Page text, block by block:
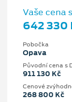
Vaše cena
642 330
Pobočka
Opava
Původní cena s
911 130 Kč
Cenové
268 800 Kč